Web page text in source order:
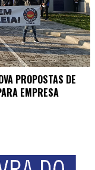
PROPOSTAS DE
EMPRESA